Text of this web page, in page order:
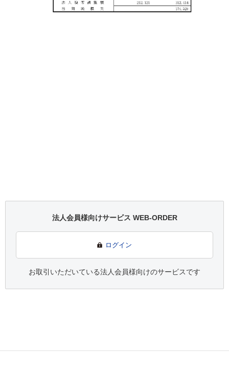
法人会員様向けサービス WEB-ORDER
ログイン
お取引いただいている法人会員様向けのサービスです